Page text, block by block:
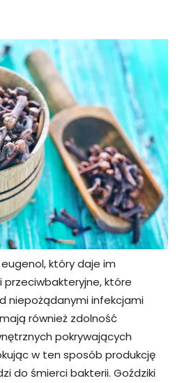
który daje im
przeciwbakteryjne, które
niepożądanymi infekcjami
również zdolność
pokrywających
w ten sposób produkcję
do śmierci bakterii. Goździki